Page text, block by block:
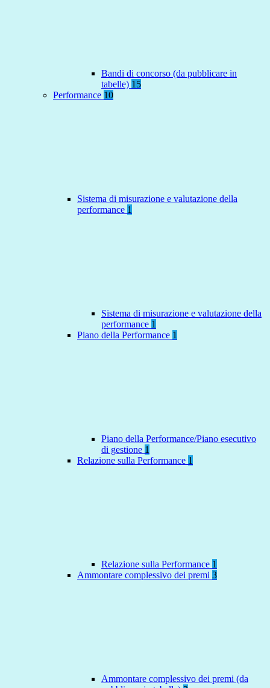
Bandi di concorso (da pubblicare in
tabelle) 15
Performance 10
Sistema di misurazione e valutazione della
performance 1
Sistema di misurazione e valutazione della
performance 1
Piano della Performance 1
Piano della Performance/Piano esecutivo
di gestione 1
Relazione sulla Performance 1
Relazione sulla Performance 1
Ammontare complessivo dei premi 3
Ammontare complessivo dei premi (da